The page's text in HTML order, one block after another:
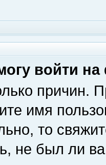
войти
причин.
имя
то
не был ли